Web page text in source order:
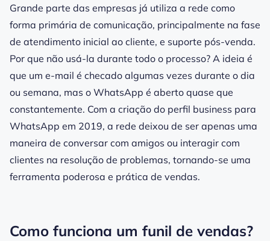
Grande parte das empresas já utiliza a rede como
forma primária de comunicação, principalmente na fase
de atendimento inicial ao cliente, e suporte pós-venda.
Por que não usá-la durante todo o processo? A ideia é
que um e-mail é checado algumas vezes durante o dia
ou semana, mas o WhatsApp é aberto quase que
constantemente. Com a criação do perfil business para
WhatsApp em 2019, a rede deixou de ser apenas uma
maneira de conversar com amigos ou interagir com
clientes na resolução de problemas, tornando-se uma
ferramenta poderosa e prática de vendas.
Como funciona um funil de vendas?